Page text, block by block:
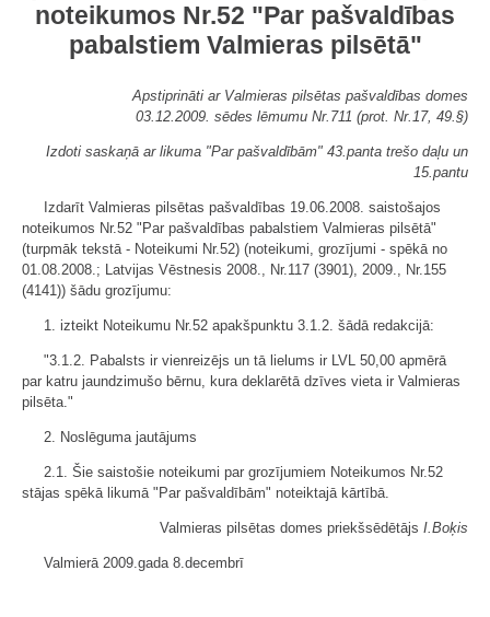
noteikumos Nr.52 "Par pašvaldības
pabalstiem Valmieras pilsētā"
Apstiprināti ar Valmieras pilsētas pašvaldības domes
03.12.2009. sēdes lēmumu Nr.711 (prot. Nr.17, 49.§)
Izdoti saskaņā ar likuma "Par pašvaldībām" 43.panta trešo daļu un
15.pantu
Izdarīt Valmieras pilsētas pašvaldības 19.06.2008. saistošajos
noteikumos Nr.52 "Par pašvaldības pabalstiem Valmieras pilsētā"
(turpmāk tekstā - Noteikumi Nr.52) (noteikumi, grozījumi - spēkā no
01.08.2008.; Latvijas Vēstnesis 2008., Nr.117 (3901), 2009., Nr.155
(4141)) šādu grozījumu:
1. izteikt Noteikumu Nr.52 apakšpunktu 3.1.2. šādā redakcijā:
"3.1.2. Pabalsts ir vienreizējs un tā lielums ir LVL 50,00 apmērā
par katru jaundzimušo bērnu, kura deklarētā dzīves vieta ir Valmieras
pilsēta."
2. Noslēguma jautājums
2.1. Šie saistošie noteikumi par grozījumiem Noteikumos Nr.52
stājas spēkā likumā "Par pašvaldībām" noteiktajā kārtībā.
Valmieras pilsētas domes priekšsēdētājs I.Boķis
Valmierā 2009.gada 8.decembrī